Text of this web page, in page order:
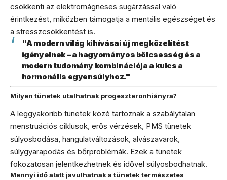
csökkenti az elektromágneses sugárzással való
érintkezést, miközben támogatja a mentális egészséget és
a stresszcsökkentést is.
"A modern világ kihívásai új megközelítést
igényelnek – a hagyományos bölcsesség és a
modern tudomány kombinációja a kulcs a
hormonális egyensúlyhoz."
Milyen tünetek utalhatnak progeszteronhiányra?
A leggyakoribb tünetek közé tartoznak a szabálytalan
menstruációs ciklusok, erős vérzések, PMS tünetek
súlyosbodása, hangulatváltozások, alvászavarok,
súlygyarapodás és bőrproblémák. Ezek a tünetek
fokozatosan jelentkezhetnek és idővel súlyosbodhatnak.
Mennyi idő alatt javulhatnak a tünetek természetes